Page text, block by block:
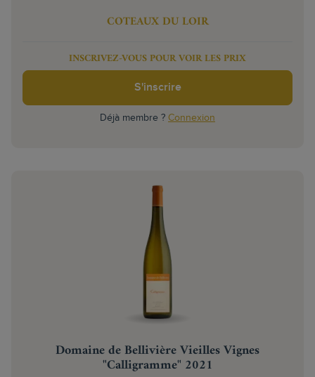
COTEAUX DU LOIR
INSCRIVEZ-VOUS POUR VOIR LES PRIX
S'inscrire
Déjà membre ? Connexion
Domaine de Bellivière Vieilles Vignes
"Calligramme" 2021